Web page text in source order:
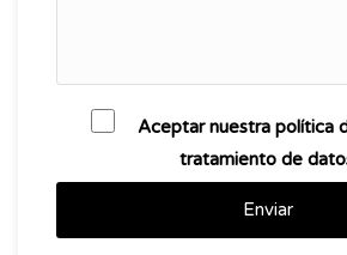
Aceptar nuestra política
tratamiento de
Enviar